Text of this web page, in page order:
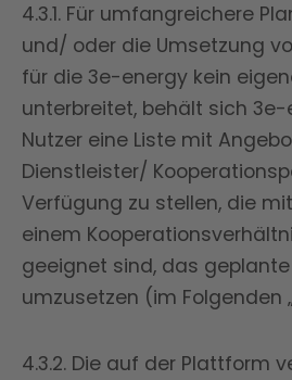
4.3.1. Für umfangreichere
und/ oder die Umsetzung
für die 3e-energy kein
unterbreitet, behält sich 3e-
Nutzer eine Liste mit
Dienstleister/
Verfügung zu stellen, die
einem
geeignet sind, das
umzusetzen (im Folgenden
4.3.2. Die auf der Plattform